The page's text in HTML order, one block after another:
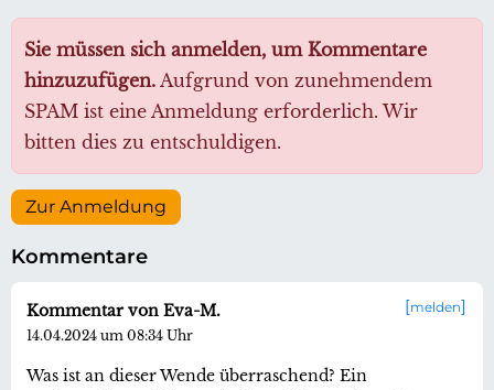
Sie müssen sich anmelden, um Kommentare
hinzuzufügen. Aufgrund von zunehmendem
SPAM ist eine Anmeldung erforderlich. Wir
bitten dies zu entschuldigen.
Zur Anmeldung
Kommentare
melden
Kommentar von Eva-M.
14.04.2024 um 08:34 Uhr
Was ist an dieser Wende überraschend? Ein